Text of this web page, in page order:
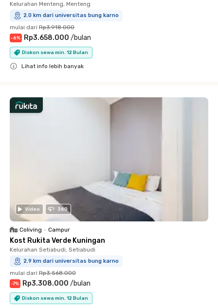
Kelurahan Menteng, Menteng
2.0 km dari universitas bung karno
mulai dari Rp3.918.000
-6% Rp3.658.000 /bulan
Diskon sewa min. 12 Bulan
Lihat info lebih banyak
Video 360
Coliving • Campur
Kost Rukita Verde Kuningan
Kelurahan Setiabudi, Setiabudi
2.9 km dari universitas bung karno
mulai dari Rp3.568.000
-7% Rp3.308.000 /bulan
Diskon sewa min. 12 Bulan